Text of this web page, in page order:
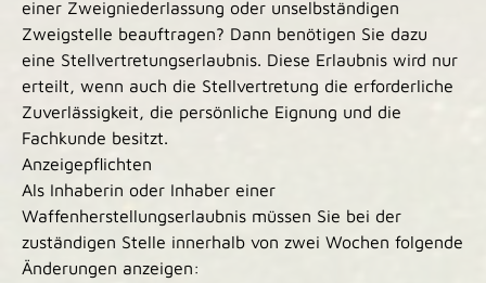
einer Zweigniederlassung oder unselbständigen
Zweigstelle beauftragen? Dann benötigen Sie dazu
eine Stellvertretungserlaubnis. Diese Erlaubnis wird nur
erteilt, wenn auch die Stellvertretung die erforderliche
Zuverlässigkeit, die persönliche Eignung und die
Fachkunde besitzt.
Anzeigepflichten
Als Inhaberin oder Inhaber einer
Waffenherstellungserlaubnis müssen Sie bei der
zuständigen Stelle innerhalb von zwei Wochen folgende
Änderungen anzeigen: